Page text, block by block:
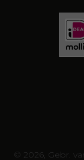
© 2026, Gebr.